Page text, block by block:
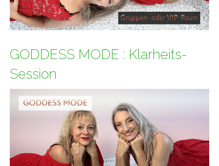
GODDESS MODE : Klarheits-
Session